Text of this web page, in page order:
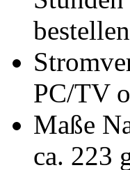
PC/TV
Maße
ca. 223